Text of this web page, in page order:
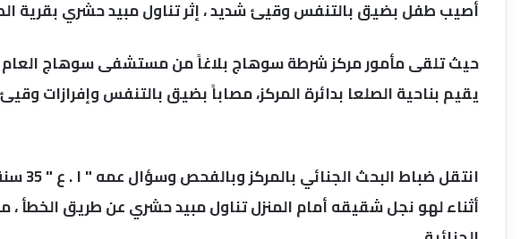
أصيب طفل بضيق بالتنفس وقيئ شديد ، إثر تناول مبيد حشري بقرية
يقيم بناحية الصلعا بدائرة المركز، مصاباً بضيق بالتنفس وإفرازات
انتقل
أثناء لهو نجل شقيقه أمام المنزل تناول مبيد حشري عن طريق الخطأ